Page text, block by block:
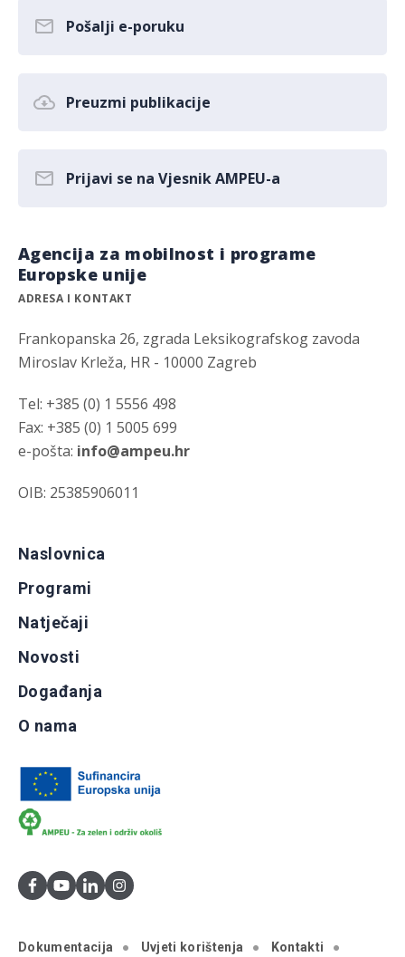
Pošalji e-poruku
Preuzmi publikacije
Prijavi se na Vjesnik AMPEU-a
Agencija za mobilnost i programe
Europske unije
ADRESA I KONTAKT
Frankopanska 26, zgrada Leksikografskog zavoda
Miroslav Krleža, HR - 10000 Zagreb
Tel: +385 (0) 1 5556 498
Fax: +385 (0) 1 5005 699
e-pošta: info@ampeu.hr
OIB: 25385906011
Naslovnica
Programi
Natječaji
Novosti
Događanja
O nama
Dokumentacija Uvjeti korištenja
Kontakti